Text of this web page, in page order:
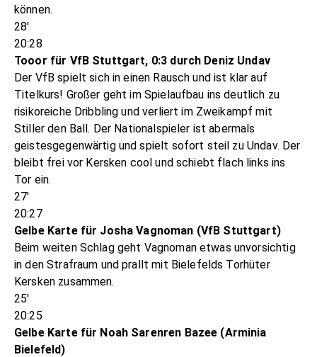
können.
28'
20:28
Tooor für VfB Stuttgart, 0:3 durch Deniz Undav
Der VfB spielt sich in einen Rausch und ist klar auf
Titelkurs! Großer geht im Spielaufbau ins deutlich zu
risikoreiche Dribbling und verliert im Zweikampf mit
Stiller den Ball. Der Nationalspieler ist abermals
geistesgegenwärtig und spielt sofort steil zu Undav. Der
bleibt frei vor Kersken cool und schiebt flach links ins
Tor ein.
27'
20:27
Gelbe Karte für Josha Vagnoman (VfB Stuttgart)
Beim weiten Schlag geht Vagnoman etwas unvorsichtig
in den Strafraum und prallt mit Bielefelds Torhüter
Kersken zusammen.
25'
20:25
Gelbe Karte für Noah Sarenren Bazee (Arminia
Bielefeld)